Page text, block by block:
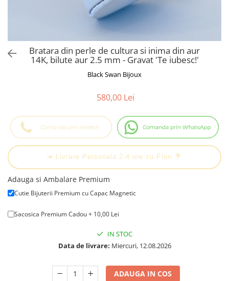
Cadouri pentru Absolvire
Cadou Educatoare / Invatatoare /
Profesoare
Cadouri Cupluri
Bijuterii Tematice Sport
Bijuterii cu mesaj Motivational
Bijuterii personalizate cu poza
Bratara din perle de cultura si inima din aur
14K, bilute aur 2.5 mm - Gravat 'Te iubesc!'
Black Swan Bijoux
580,00 Lei
➔ Livrare Personala 2-4 ore cu Flori 💐
Adauga si Ambalare Premium
Cutie Bijuterii Premium cu Capac Magnetic
Sacosica Premium Cadou + 10,00 Lei
IN STOC
Data de livrare: Miercuri, 12.08.2026
ADAUGA IN COS